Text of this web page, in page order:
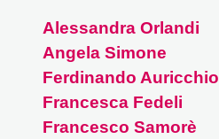
Care.
Un
ecosistema
emergente
Alessandra Orlandi
Angela Simone
Ferdinando Auricchio
Francesca Fedeli
Francesco Samorè